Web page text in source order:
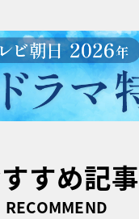
すめ記事
RECOMMEND